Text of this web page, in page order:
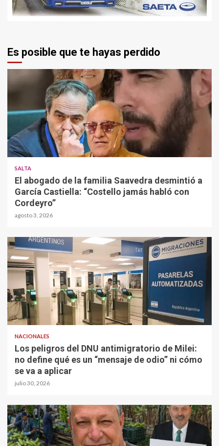
Es posible que te hayas perdido
SALTA
El abogado de la familia Saavedra desmintió a
García Castiella: “Costello jamás habló con
Cordeyro”
agosto 3, 2026
NACIONALES
Los peligros del DNU antimigratorio de Milei:
no define qué es un “mensaje de odio” ni cómo
se va a aplicar
julio 30, 2026